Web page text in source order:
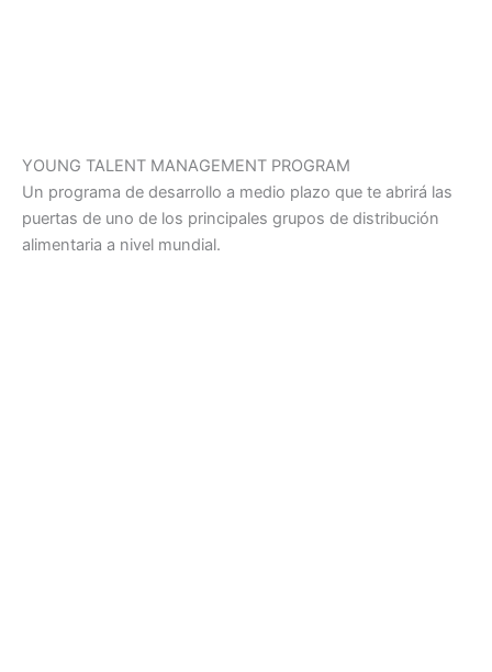
YOUNG TALENT MANAGEMENT PROGRAM
Un programa de desarrollo a medio plazo que te abrirá las
puertas de uno de los principales grupos de distribución
alimentaria a nivel mundial.